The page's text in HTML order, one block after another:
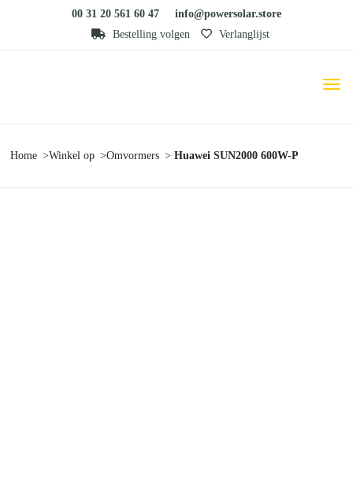
00 31 20 561 60 47
info@powersolar.store
Bestelling volgen
Verlanglijst
Home Winkel op Omvormers Huawei SUN2000 600W-P